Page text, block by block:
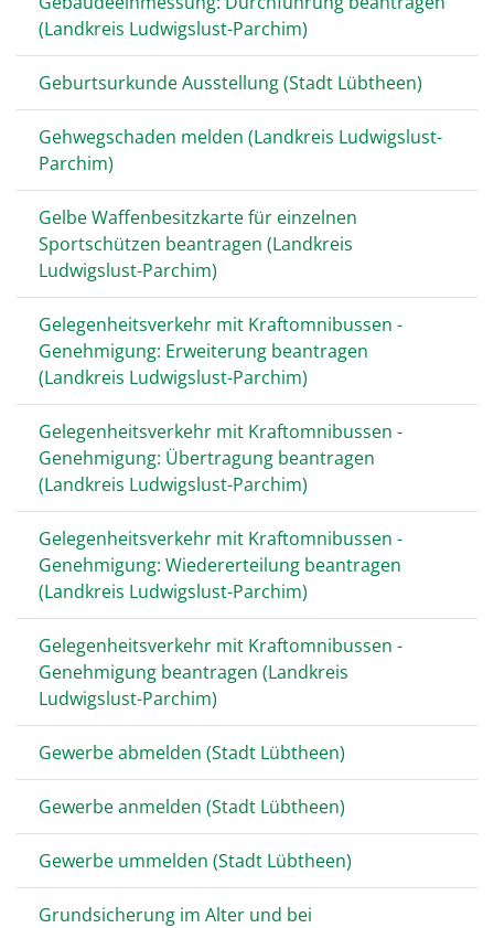
(Landkreis Ludwigslust-Parchim)
Geburtsurkunde Ausstellung (Stadt Lübtheen)
Gehwegschaden melden (Landkreis Ludwigslust-
Parchim)
Gelbe Waffenbesitzkarte für einzelnen
Sportschützen beantragen (Landkreis
Ludwigslust-Parchim)
Gelegenheitsverkehr mit Kraftomnibussen -
Genehmigung: Erweiterung beantragen
(Landkreis Ludwigslust-Parchim)
Gelegenheitsverkehr mit Kraftomnibussen -
Genehmigung: Übertragung beantragen
(Landkreis Ludwigslust-Parchim)
Gelegenheitsverkehr mit Kraftomnibussen -
Genehmigung: Wiedererteilung beantragen
(Landkreis Ludwigslust-Parchim)
Gelegenheitsverkehr mit Kraftomnibussen -
Genehmigung beantragen (Landkreis
Ludwigslust-Parchim)
Gewerbe abmelden (Stadt Lübtheen)
Gewerbe anmelden (Stadt Lübtheen)
Gewerbe ummelden (Stadt Lübtheen)
Grundsicherung im Alter und bei